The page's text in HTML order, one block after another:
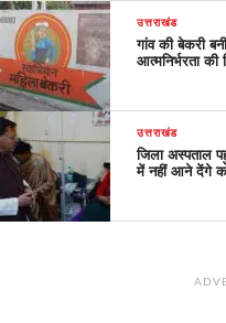
उत्तराखंड
गांव की बेकरी
आत्मनिर्भरता
उत्तराखंड
जिला अस्पताल
में नहीं आने देंगे